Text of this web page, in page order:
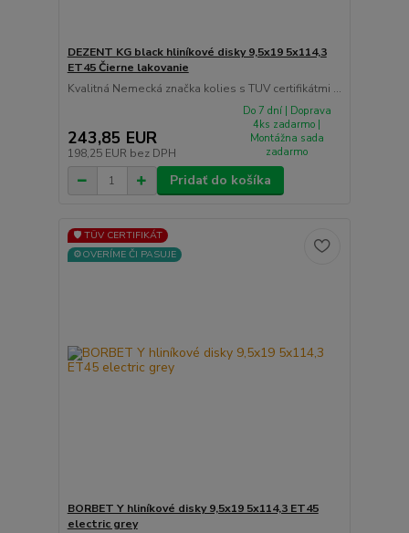
DEZENT KG black hliníkové disky 9,5x19 5x114,3
ET45 Čierne lakovanie
Kvalitná Nemecká značka kolies s TUV certifikátmi ...
243,85 EUR
198,25 EUR bez DPH
Do 7 dní | Doprava
4ks zadarmo |
Montážna sada
zadarmo
Pridať do košíka
🛡️ TÜV CERTIFIKÁT
⚙️OVERÍME ČI PASUJE
BORBET Y hliníkové disky 9,5x19 5x114,3 ET45
electric grey